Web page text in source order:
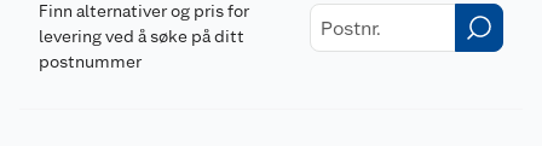
Finn alternativer og pris for
levering ved å søke på ditt
postnummer